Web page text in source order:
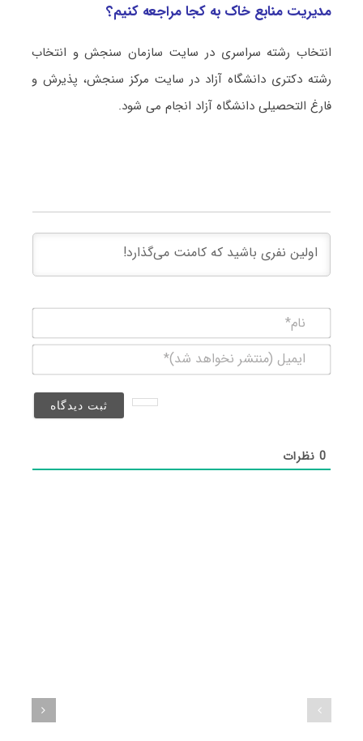
مدیریت ﻣﻨﺎﺑﻊ ﺧﺎک به کجا مراجعه کنیم؟
انتخاب رشته سراسری در سایت سازمان سنجش و انتخاب
رشته دکتری دانشگاه آزاد در سایت مرکز سنجش، پذیرش و
فارغ التحصیلی دانشگاه آزاد انجام می شود.
(منتشر
0نظرات